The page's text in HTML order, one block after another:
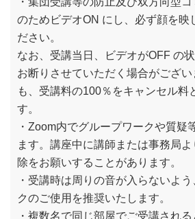
のためビデオON にし、必ず顔を映
ださい。
なお、受講当日、ビデオがOFF の
お断りさせていただく場合がござ
も、受講料の100％をキャンセル料
す。
・Zoom内でグループワークや質疑
ます。講座中に講師または事務局
除をお願いすることがあります。
・受講時は周りの音が入らないよ
クのご使用を推奨いたします。
・複数名で同じ部屋でご受講され